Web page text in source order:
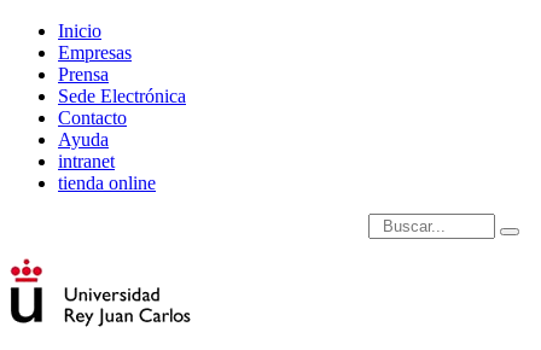
Inicio
Empresas
Prensa
Sede Electrónica
Contacto
Ayuda
intranet
tienda online
Introduce términos de